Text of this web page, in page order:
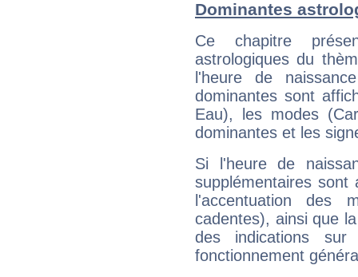
Dominantes
Ce chapitre
astrologiques du
l'heure de
dominantes sont
Eau), les modes
dominantes et les
Si l'heure de
supplémentaires sont
l'accentuation des
cadentes), ainsi que
des indications sur
fonctionnement